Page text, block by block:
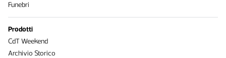
Funebri
Prodotti
CdT Weekend
Archivio Storico